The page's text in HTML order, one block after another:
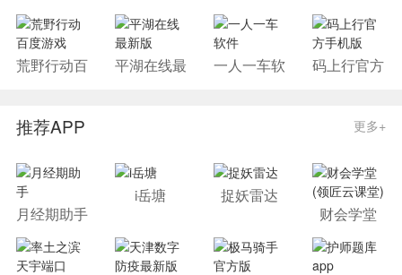
荒野行动百
度游戏
平湖在线最
新版
一人一车软 码上行官方
手机版
推荐APP 更多+
月经期助手
i岳塘
捉妖雷达
财会学堂
(领匠云课
堂)